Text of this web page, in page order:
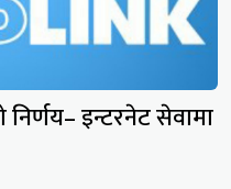
निर्णय– इन्टरनेट सेवामा